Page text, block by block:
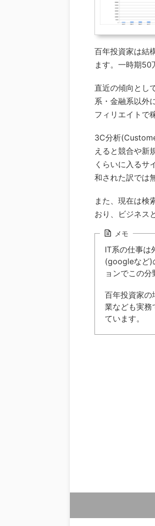
百年投資家は結
ます。一時期50
直近の傾向とし
系・金融系以外
フィリエイトで
3C分析
えると競合や新
くらいに入るサ
和された訳では
また、現在は検
おり、ビジネス
メモ
IT系の仕事は
(googleなど)
ョンでこの
百年投資家の
業なども実務
ています。